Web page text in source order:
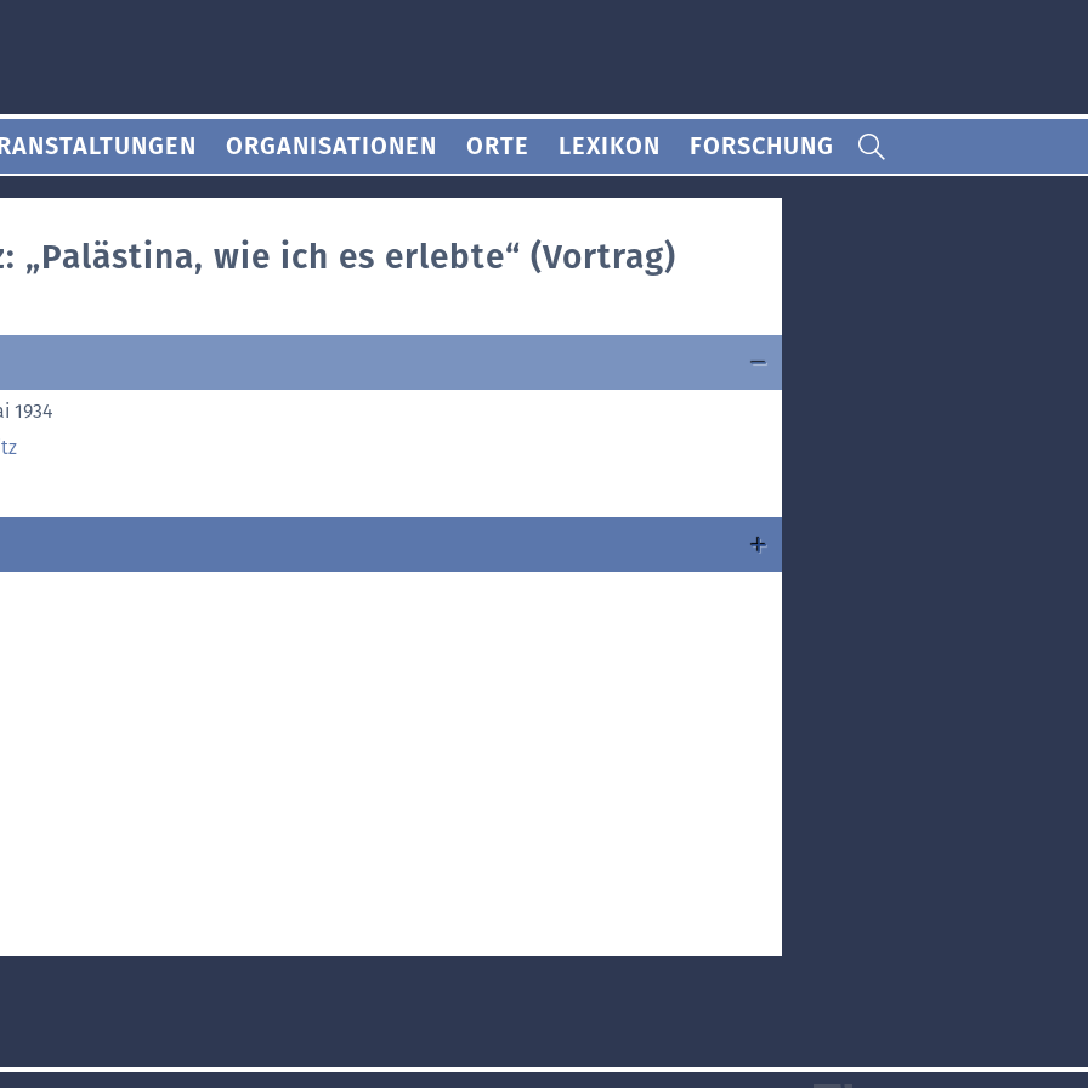
ORGANISATIONEN ORTE LEXIKON FORSCHUNG
„Palästina, wie ich es erlebte“ (Vortrag)
1934